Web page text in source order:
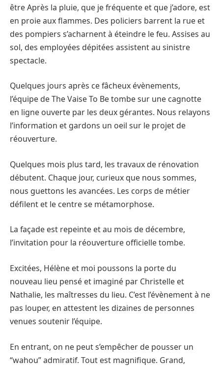
être Après la pluie, que je fréquente et que j’adore, est
en proie aux flammes. Des policiers barrent la rue et
des pompiers s’acharnent à éteindre le feu. Assises au
sol, des employées dépitées assistent au sinistre
spectacle.
Quelques jours après ce fâcheux évènements,
l’équipe de The Vaise To Be tombe sur une cagnotte
en ligne ouverte par les deux gérantes. Nous relayons
l’information et gardons un oeil sur le projet de
réouverture.
Quelques mois plus tard, les travaux de rénovation
débutent. Chaque jour, curieux que nous sommes,
nous guettons les avancées. Les corps de métier
défilent et le centre se métamorphose.
La façade est repeinte et au mois de décembre,
l’invitation pour la réouverture officielle tombe.
Excitées, Hélène et moi poussons la porte du
nouveau lieu pensé et imaginé par Christelle et
Nathalie, les maîtresses du lieu. C’est l’évènement à ne
pas louper, en attestent les dizaines de personnes
venues soutenir l’équipe.
En entrant, on ne peut s’empêcher de pousser un
“wahou” admiratif. Tout est magnifique. Grand,